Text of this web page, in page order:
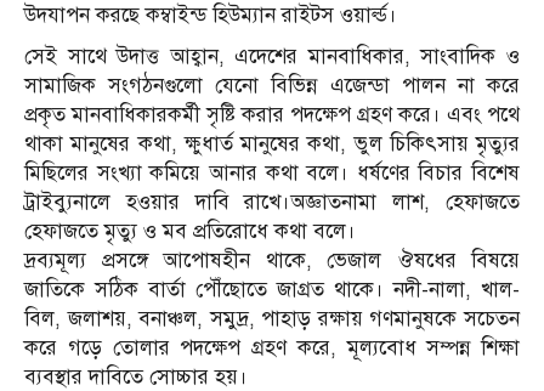
উদযাপন করছে কম্বাইন্ড হিউম্যান রাইটস ওয়ার্ল্ড।
সেই সাথে উদাত্ত আহ্বান, এদেশের মানবাধিকার, সাংবাদিক ও
সামাজিক সংগঠনগুলো যেনো বিভিন্ন এজেন্ডা পালন না করে
প্রকৃত মানবাধিকারকর্মী সৃষ্টি করার পদক্ষেপ গ্রহণ করে। এবং পথে
থাকা মানুষের কথা, ক্ষুধার্ত মানুষের কথা, ভুল চিকিৎসায় মৃত্যুর
মিছিলের সংখ্যা কমিয়ে আনার কথা বলে। ধর্ষণের বিচার বিশেষ
ট্রাইব্যুনালে হওয়ার দাবি রাখে।অজ্ঞাতনামা লাশ, হেফাজতে
হেফাজতে মৃত্যু ও মব প্রতিরোধে কথা বলে।
দ্রব্যমূল্য প্রসঙ্গে আপোষহীন থাকে, ভেজাল ঔষধের বিষয়ে
জাতিকে সঠিক বার্তা পৌঁছোতে জাগ্রত থাকে। নদী-নালা, খাল-
বিল, জলাশয়, বনাঞ্চল, সমুদ্র, পাহাড় রক্ষায় গণমানুষকে সচেতন
করে গড়ে তোলার পদক্ষেপ গ্রহণ করে, মূল্যবোধ সম্পন্ন শিক্ষা
ব্যবস্থার দাবিতে সোচ্চার হয়।